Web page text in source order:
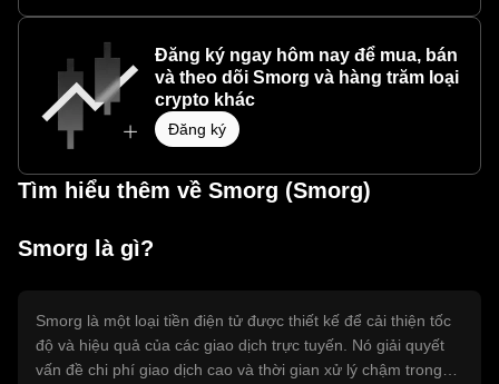
Đăng ký ngay hôm nay để mua, bán
và theo dõi Smorg và hàng trăm loại
crypto khác
Đăng ký
Tìm hiểu thêm về Smorg (Smorg)
Smorg là gì?
Smorg là một loại tiền điện tử được thiết kế để cải thiện tốc
độ và hiệu quả của các giao dịch trực tuyến. Nó giải quyết
vấn đề chi phí giao dịch cao và thời gian xử lý chậm trong